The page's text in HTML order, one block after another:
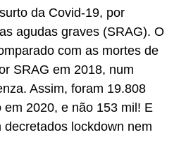
da Covid-19, por
agudas graves (SRAG). O
com as mortes de
SRAG em 2018, num
Assim, foram 19.808
em 2020, e não 153 mil! E
lockdown nem